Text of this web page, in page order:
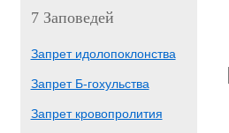
7 Заповедей
Запрет идолопоклонства
Запрет Б-гохульства
Запрет кровопролития